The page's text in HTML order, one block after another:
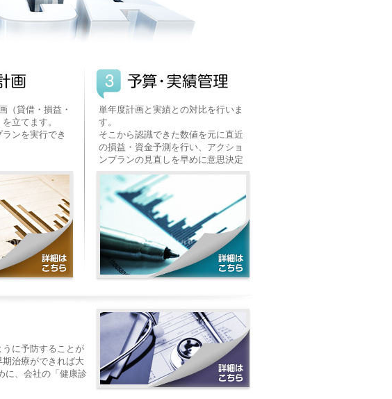
（貸借・損益・
立てます。
ンを実行でき
単年度計画と実績との対比を行いま
す。
そこから認識できた数値を元に直近
の損益・資金予測を行い、アクショ
ンプランの見直しを早めに意思決定
できます。
に予防することが
治療ができれば大
に、会社の「健康診